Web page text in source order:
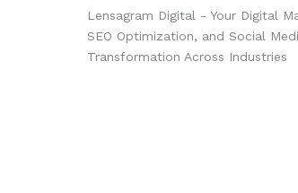
Lensagram Digital - Your Digital
SEO Optimization, and Social
Transformation Across Industries